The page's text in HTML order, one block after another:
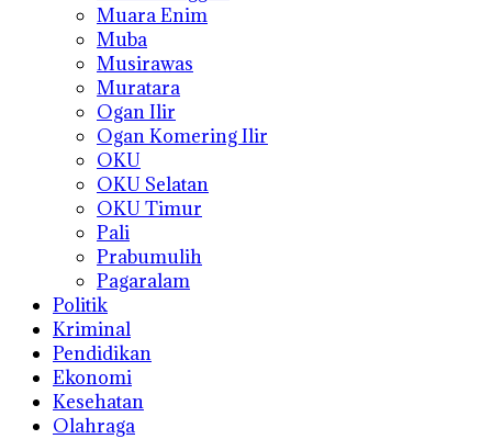
Muara Enim
Muba
Musirawas
Muratara
Ogan Ilir
Ogan Komering Ilir
OKU
OKU Selatan
OKU Timur
Pali
Prabumulih
Pagaralam
Politik
Kriminal
Pendidikan
Ekonomi
Kesehatan
Olahraga